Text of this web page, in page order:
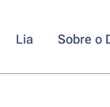
Lia Sobre o